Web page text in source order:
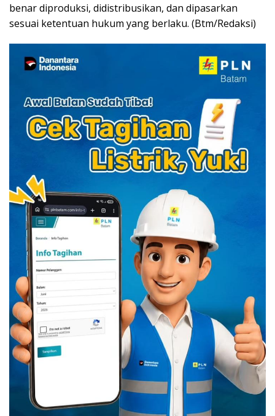
benar diproduksi, didistribusikan, dan dipasarkan
sesuai ketentuan hukum yang berlaku. (Btm/Redaksi)